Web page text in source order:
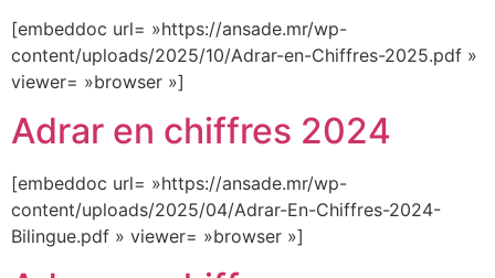
[embeddoc url= »https://ansade.mr/wp-
content/uploads/2025/10/Adrar-en-Chiffres-2025.pdf »
viewer= »browser »]
Adrar en chiffres 2024
[embeddoc url= »https://ansade.mr/wp-
content/uploads/2025/04/Adrar-En-Chiffres-2024-
Bilingue.pdf » viewer= »browser »]